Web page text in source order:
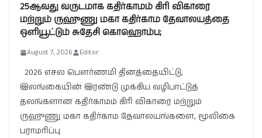
25ஆவது வருடமாக கதிர்காமம் கிரி விகாரை
மற்றும் ருஹுணு மகா கதிர்காம தேவாலயத்தை
ஒளியூட்டும் சுதேசி கொஹொம்ப;
August 7, 2026 Editor
2026 எசல பௌர்ணமி தினத்தையிட்டு,
இலங்கையின் இரண்டு முக்கிய வழிபாட்டுத்
தலங்களான கதிர்காமம் கிரி விகாரை மற்றும்
ருஹுணு மகா கதிர்காம தேவாலயங்களை, மூலிகை
பராமரிப்பு